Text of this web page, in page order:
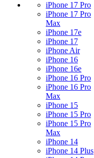
iPhone 17 Pro
iPhone 17 Pro
Max
iPhone 17e
iPhone 17
iPhone Air
iPhone 16
iPhone 16e
iPhone 16 Pro
iPhone 16 Pro
Max
iPhone 15
iPhone 15 Pro
iPhone 15 Pro
Max
iPhone 14
iPhone 14 Plus